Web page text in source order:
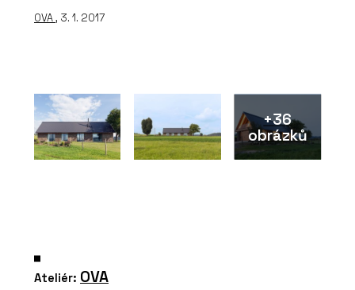
OVA, 3. 1. 2017
+36
obrázků
Ateliér: OVA